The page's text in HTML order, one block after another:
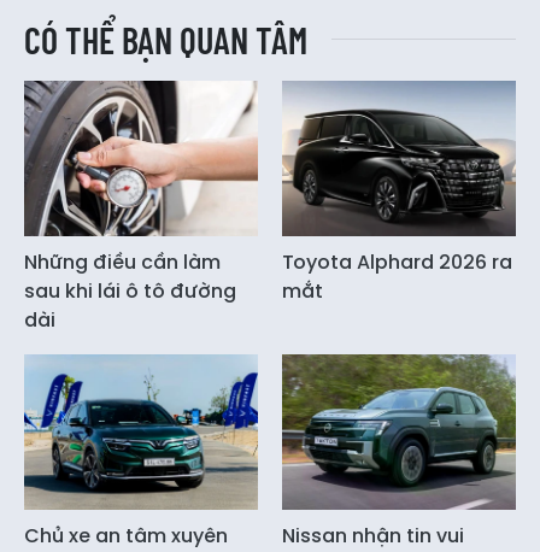
CÓ THỂ BẠN QUAN TÂM
Những điều cần làm
sau khi lái ô tô đường
dài
Toyota Alphard 2026 ra
mắt
Chủ xe an tâm xuyên
Nissan nhận tin vui